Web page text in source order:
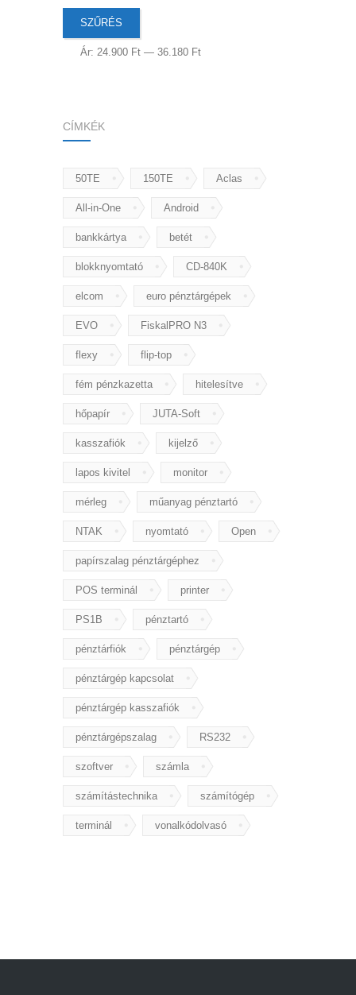
Min
ár
Max
ár
SZŰRÉS
Ár: 24.900 Ft — 36.180 Ft
CÍMKÉK
50TE 150TE Aclas
All-in-One Android
bankkártya betét
blokknyomtató CD-840K
elcom euro pénztárgépek
EVO FiskalPRO N3
flexy flip-top
fém pénzkazetta hitelesítve
hőpapír JUTA-Soft
kasszafiók kijelző
lapos kivitel monitor
mérleg műanyag pénztartó
NTAK nyomtató Open
papírszalag pénztárgéphez
POS terminál printer
PS1B pénztartó
pénztárfiók pénztárgép
pénztárgép kapcsolat
pénztárgép kasszafiók
pénztárgépszalag RS232
szoftver számla
számítástechnika számítógép
terminál vonalkódolvasó